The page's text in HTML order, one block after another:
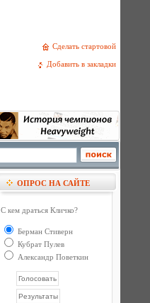
Сделать стартовой
Добавить в закладки
ОПРОС НА САЙТЕ
С кем драться Кличко?
Берман Стиверн
Кубрат Пулев
Александр Поветкин